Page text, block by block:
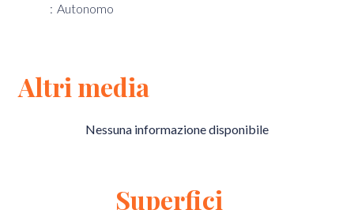
Autonomo
Altri media
Nessuna informazione disponibile
Superfici